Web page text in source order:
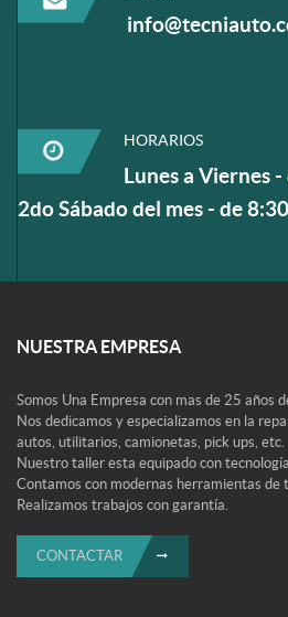
HORARIOS
Lunes a Viernes
2do Sábado del mes - de
NUESTRA EMPRESA
Somos Una Empresa con mas de 25 años
Nos dedicamos y especializamos en la
autos, utilitarios, camionetas, pick ups, etc.
Nuestro taller esta equipado con
Contamos con modernas herramientas de
Realizamos trabajos con garantía.
CONTACTAR